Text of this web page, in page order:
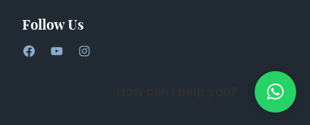
Follow Us